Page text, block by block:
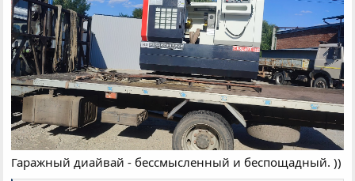
Гаражный диайвай - бессмысленный и беспощадный. ))